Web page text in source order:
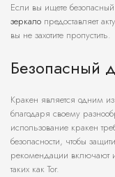
Если вы ищете
зеркало предоставляет
вы не захотите пропустить.
Безопасный
Кракен является одним
благодаря своему
использование кракен
безопасности, чтобы
рекомендации включают
таких как Tor.